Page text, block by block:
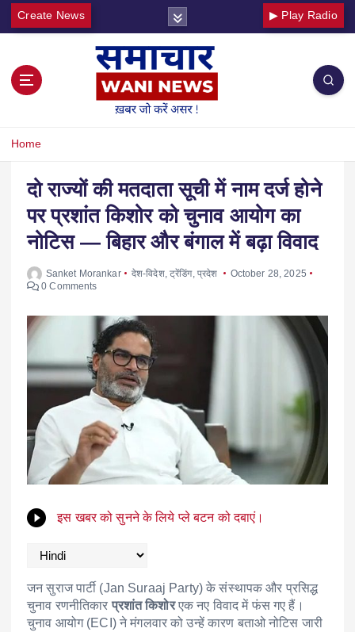
Create News ▶ Play Radio
Home
दो राज्यों की मतदाता सूची में नाम दर्ज होने
पर प्रशांत किशोर को चुनाव आयोग का
नोटिस — बिहार और बंगाल में बढ़ा विवाद
Sanket Morankar देश-विदेश, ट्रेंडिंग, प्रदेश
October 28, 2025
0 Comments
इस खबर को सुनने के लिये प्ले बटन को दबाएं।
जन सुराज पार्टी (Jan Suraaj Party) के संस्थापक और प्रसिद्ध
चुनाव रणनीतिकारप्रशांत किशोरएक नए विवाद में फंस गए हैं।
चुनाव आयोग (ECI) ने मंगलवार को उन्हें कारण बताओ नोटिस जारी